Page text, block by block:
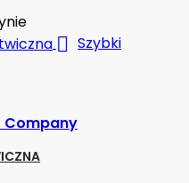
 Szybki
Company